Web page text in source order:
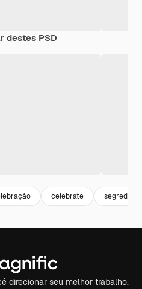
destes PSD
celebrate segredo
direcionar seu melhor trabalho.